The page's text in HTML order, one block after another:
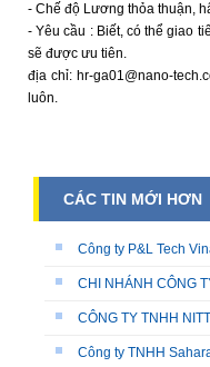
- Chế độ Lương thỏa thuận,
- Yêu cầu : Biết, có thể giao
sẽ được ưu tiên.
địa chỉ: hr-ga01@nano-
luôn.
CÁC TIN MỚI HƠN
Công ty P&L Tech
CHI NHÁNH CÔNG
CÔNG TY TNHH
Công ty TNHH